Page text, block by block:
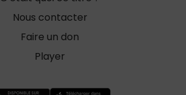
Nous contacter
Faire un don
Player